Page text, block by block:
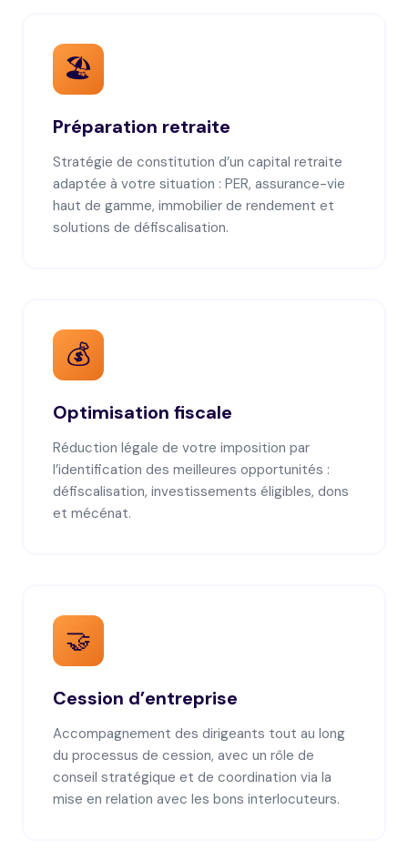
🏖️
Préparation retraite
Stratégie de constitution d’un capital retraite
adaptée à votre situation : PER, assurance-vie
haut de gamme, immobilier de rendement et
solutions de défiscalisation.
💰
Optimisation fiscale
Réduction légale de votre imposition par
l’identification des meilleures opportunités :
défiscalisation, investissements éligibles, dons
et mécénat.
🤝
Cession d’entreprise
Accompagnement des dirigeants tout au long
du processus de cession, avec un rôle de
conseil stratégique et de coordination via la
mise en relation avec les bons interlocuteurs.